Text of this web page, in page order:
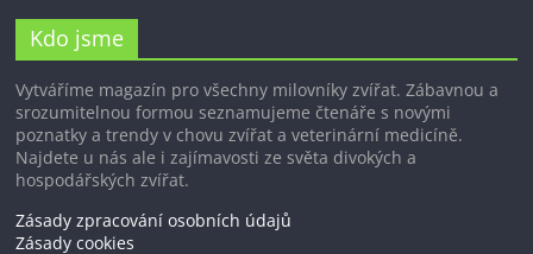
Kdo jsme
Vytváříme magazín pro všechny milovníky zvířat. Zábavnou a
srozumitelnou formou seznamujeme čtenáře s novými
poznatky a trendy v chovu zvířat a veterinární medicíně.
Najdete u nás ale i zajímavosti ze světa divokých a
hospodářských zvířat.
Zásady zpracování osobních údajů
Zásady cookies